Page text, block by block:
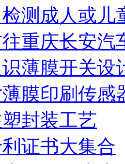
测成人或儿
重庆长安汽
薄膜开关设
膜印刷传感
封装工艺
证书大集合